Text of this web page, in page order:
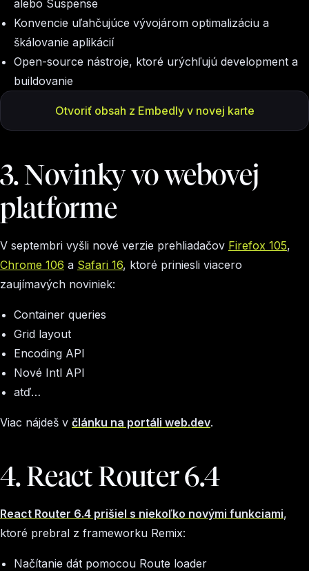
alebo Suspense
Konvencie uľahčujúce vývojárom optimalizáciu a
škálovanie aplikácií
Open-source nástroje, ktoré urýchľujú development a
buildovanie
Otvoriť obsah z Embedly v novej karte
3. Novinky vo webovej
platforme
V septembri vyšli nové verzie prehliadačov Firefox 105,
Chrome 106 a Safari 16, ktoré priniesli viacero
zaujímavých noviniek:
Container queries
Grid layout
Encoding API
Nové Intl API
atď…
Viac nájdeš v článku na portáli web.dev.
4. React Router 6.4
React Router 6.4 prišiel s niekoľko novými funkciami,
ktoré prebral z frameworku Remix:
Načítanie dát pomocou Route loader